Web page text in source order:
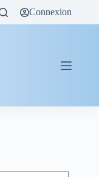
Connexion